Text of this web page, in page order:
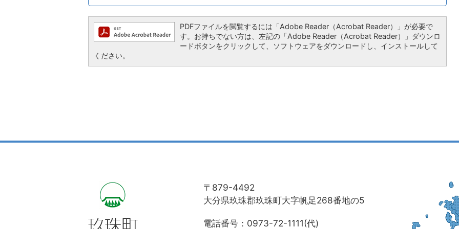
PDFファイルを閲覧するには「Adobe Reader（Acrobat Reader）」が必要で
す。お持ちでない方は、左記の「Adobe Reader（Acrobat Reader）」ダウンロ
ードボタンをクリックして、ソフトウェアをダウンロードし、インストールして
ください。
〒879-4492
大分県玖珠郡玖珠町大字帆足268番地の5
電話番号：0973-72-1111(代)